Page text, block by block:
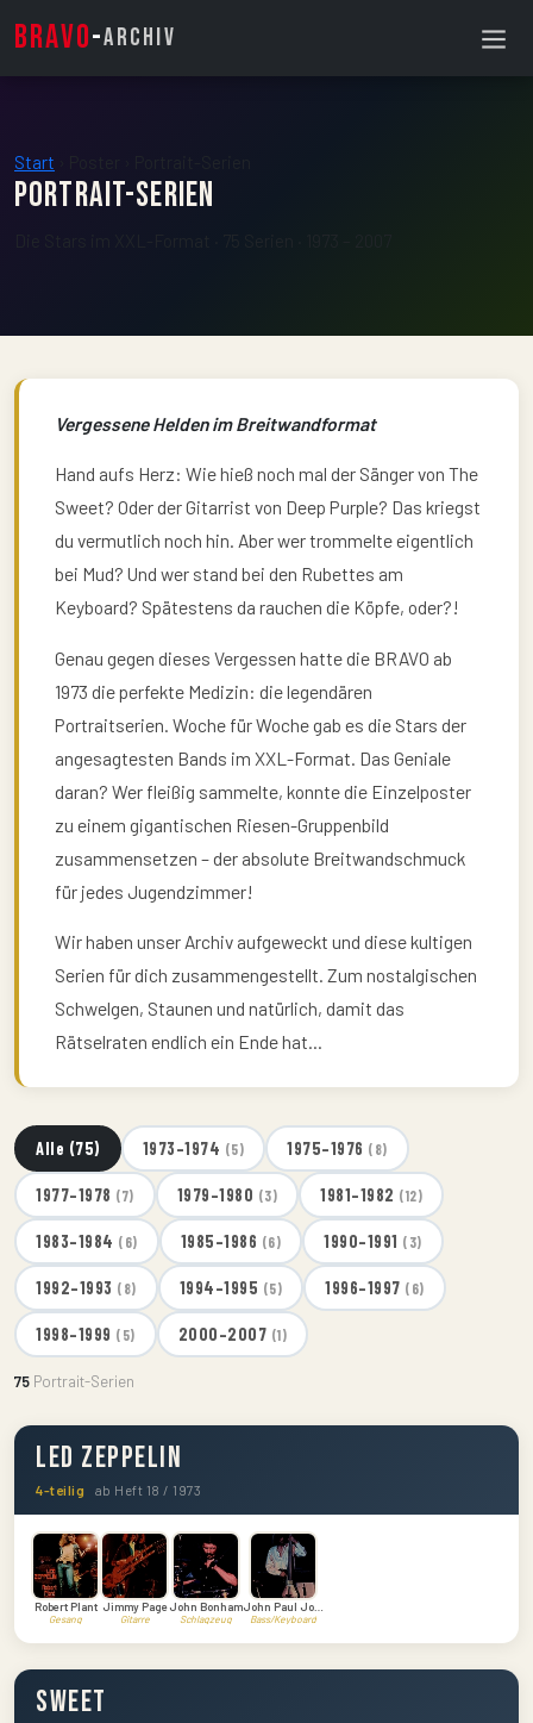
BRAVO-ARCHIV
Start
Portrait-Serien
Vergessene Helden im Breitwandformat
Hand aufs Herz: Wie hieß noch mal der Sänger von The
Sweet? Oder der Gitarrist von Deep Purple? Das kriegst
du vermutlich noch hin. Aber wer trommelte eigentlich
bei Mud? Und wer stand bei den Rubettes am
Keyboard? Spätestens da rauchen die Köpfe, oder?!
Genau gegen dieses Vergessen hatte die BRAVO ab
1973 die perfekte Medizin: die legendären
Portraitserien. Woche für Woche gab es die Stars der
angesagtesten Bands im XXL-Format. Das Geniale
daran? Wer fleißig sammelte, konnte die Einzelposter
zu einem gigantischen Riesen-Gruppenbild
zusammensetzen – der absolute Breitwandschmuck
für jedes Jugendzimmer!
Wir haben unser Archiv aufgeweckt und diese kultigen
Serien für dich zusammengestellt. Zum nostalgischen
Schwelgen, Staunen und natürlich, damit das
Rätselraten endlich ein Ende hat…
Alle (75) 1973–1974 (5) 1975–1976 (8)
1977–1978 (7) 1979–1980 (3) 1981–1982 (12)
1983–1984 (6) 1985–1986 (6) 1990–1991 (3)
1992–1993 (8) 1994–1995 (5) 1996–1997 (6)
1998–1999 (5) 2000–2007 (1)
75 Portrait-Serien
Led Zeppelin
4-teilig ab Heft 18 / 1973
Robert Plant
Gesang
Jimmy Page
Gitarre
John Bonham
Schlagzeug Bass/Keyboard
Sweet